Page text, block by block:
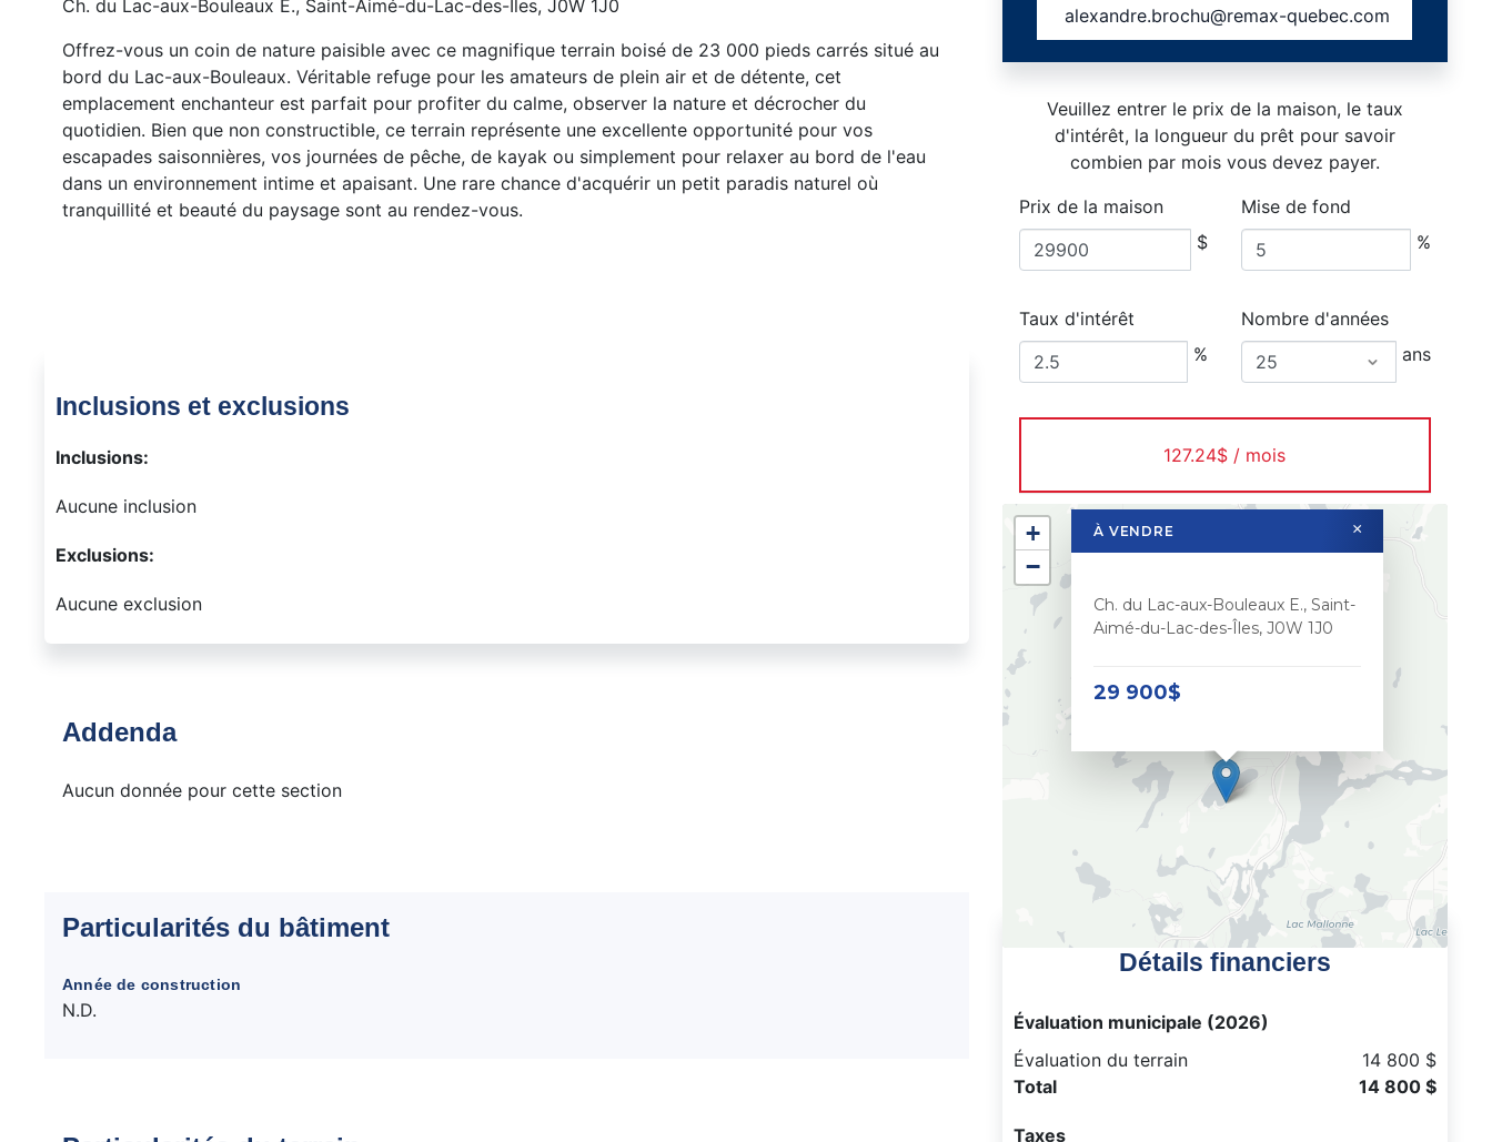
Ch. du Lac-aux-Bouleaux E., Saint-Aimé-du-Lac-des-Îles, J0W 1J0
Offrez-vous un coin de nature paisible avec ce magnifique terrain boisé de 23 000 pieds carrés situé au
bord du Lac-aux-Bouleaux. Véritable refuge pour les amateurs de plein air et de détente, cet
emplacement enchanteur est parfait pour profiter du calme, observer la nature et décrocher du
quotidien. Bien que non constructible, ce terrain représente une excellente opportunité pour vos
escapades saisonnières, vos journées de pêche, de kayak ou simplement pour relaxer au bord de l'eau
dans un environnement intime et apaisant. Une rare chance d'acquérir un petit paradis naturel où
tranquillité et beauté du paysage sont au rendez-vous.
Inclusions et exclusions
Inclusions:
Aucune inclusion
Exclusions:
Aucune exclusion
Addenda
Aucun donnée pour cette section
Particularités du bâtiment
Année de construction
N.D.
alexandre.brochu@remax-quebec.com
Veuillez entrer le prix de la maison, le taux
d'intérêt, la longueur du prêt pour savoir
combien par mois vous devez payer.
Prix de la maison
$
Mise de fond
%
Taux d'intérêt
%
Nombre d'années
ans
127.24$ / mois
À VENDRE
Ch. du Lac-aux-Bouleaux E., Saint-
Aimé-du-Lac-des-Îles, J0W 1J0
29 900$
×
+
−
Détails financiers
Évaluation municipale (2026)
Évaluation du terrain
14 800 $
Total
14 800 $
Taxes